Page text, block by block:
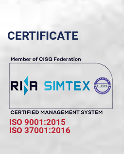
CERTIFICATE
ISO 9001:2015
ISO 37001:2016